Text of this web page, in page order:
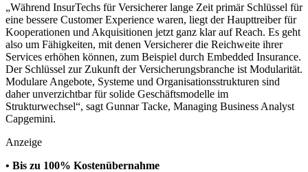
„Während InsurTechs für Versicherer lange Zeit primär Schlüssel für
eine bessere Customer Experience waren, liegt der Haupttreiber für
Kooperationen und Akquisitionen jetzt ganz klar auf Reach. Es geht
also um Fähigkeiten, mit denen Versicherer die Reichweite ihrer
Services erhöhen können, zum Beispiel durch Embedded Insurance.
Der Schlüssel zur Zukunft der Versicherungsbranche ist Modularität.
Modulare Angebote, Systeme und Organisationsstrukturen sind
daher unverzichtbar für solide Geschäftsmodelle im
Strukturwechsel“, sagt Gunnar Tacke, Managing Business Analyst
Capgemini.
Anzeige
• Bis zu 100% Kostenübernahme